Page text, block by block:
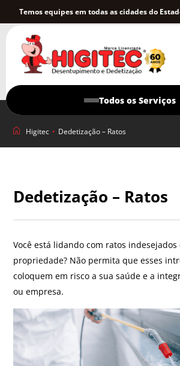
Higitec • Dedetização – Ratos
Dedetização – Ratos
Você está lidando com ratos indesejados
propriedade? Não permita que esses
coloquem em risco a sua saúde e a
ou empresa.
Temos equipes em todas as cidades do
Todos os Serviços